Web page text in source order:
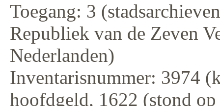
Toegang: 3
Republiek van de Zeven
Nederlanden)
Inventarisnummer: 3974
hoofdgeld, 1622 (stond